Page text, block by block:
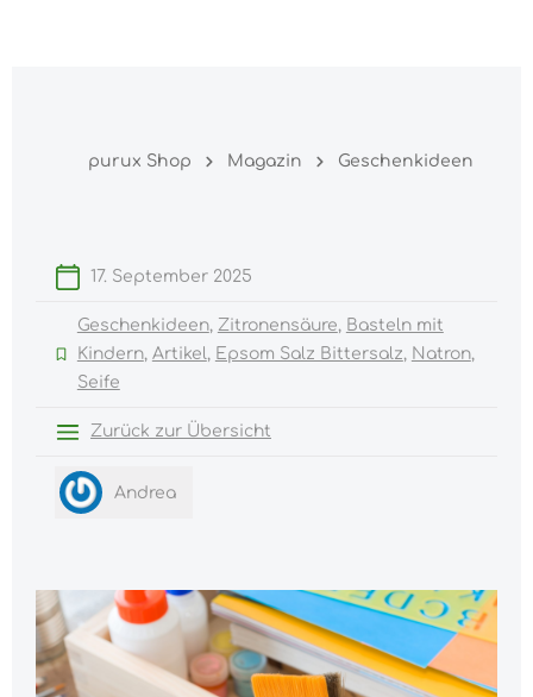
purux Shop Magazin Geschenkideen
17. September 2025
Geschenkideen Zitronensäure
Basteln mit
Kindern Artikel Epsom Salz Bittersalz
Natron
Seife
Zurück zur Übersicht
Andrea